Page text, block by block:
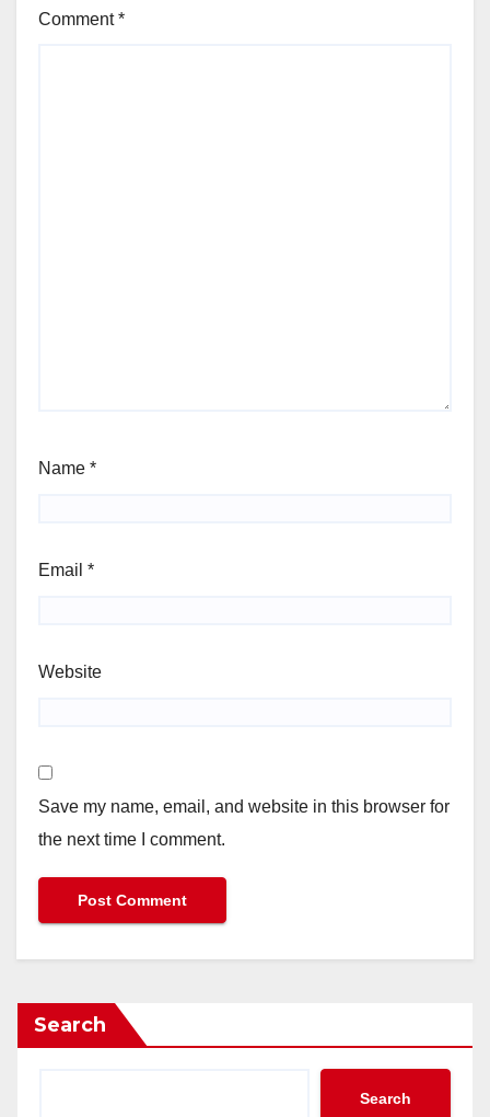
Comment*
Name *
Email *
Website
Save my name, email, and website in this browser for
the next time I comment.
Search
Search